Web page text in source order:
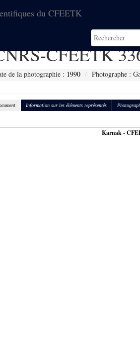
du CFEETK
CFEETK
de la photographie : 1990 Photographe :
Information sur les éléments représentés